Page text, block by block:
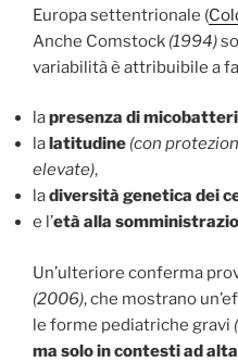
Europa settentrionale (
Anche Comstock (1994)
variabilità è attribuibile a
lapresenza di
lalatitudine (con
elevate),
ladiversità genetica dei
e l’età alla
Un’ulteriore conferma
(2006), che mostrano
le forme pediatriche gravi
ma solo in contesti ad